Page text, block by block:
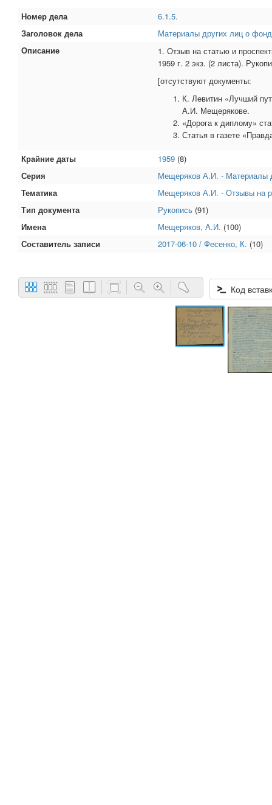
Номер дела
6.1.5.
Заголовок дела
Материалы других лиц о
Описание
1. Отзыв на статью и
1959 г. 2 экз. (2 листа).
[отсутствуют документы:​
К. Левитин «Лучший
А.И. Мещерякове.
«Дорога к диплому»
Статья в газете
Крайние даты 1959 (8)
Серия
Мещеряков А.И. - Материалы
Тематика
Мещеряков А.И. - Отзывы на
Тип документа
Рукопись (91)
Имена
Мещеряков, А.И. (100)
Составитель записи
2017-06-10 / Фесенко, К. (10)
Код